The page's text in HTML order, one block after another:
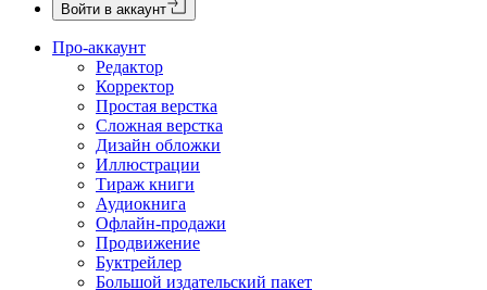
Войти в аккаунт
Про-аккаунт
Редактор
Корректор
Простая верстка
Сложная верстка
Дизайн обложки
Иллюстрации
Тираж книги
Аудиокнига
Офлайн-продажи
Продвижение
Буктрейлер
Большой издательский пакет